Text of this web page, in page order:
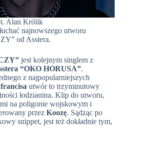
Alan Królik
najnowszego utworu
od Asstera.
jest kolejnym singlem z
“OKO HORUSA”.
z najpopularniejszych
francisa utwór to trzyminutowy
łodzianina. Klip do utworu,
na poligonie wojskowym i
przez Koozę. Sądząc po
snippet, jest też dokładnie tym,